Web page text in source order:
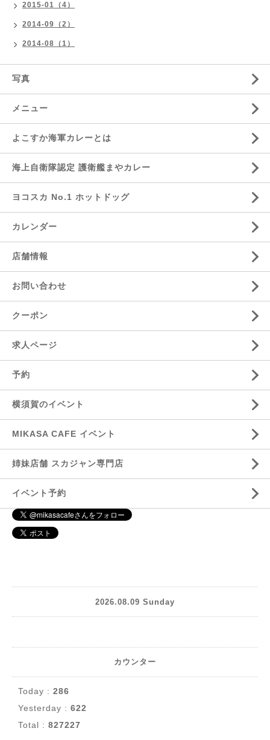
2015-01（4）
2014-09（2）
2014-08（1）
写真
メニュー
よこすか海軍カレーとは
海上自衛隊認定 護衛艦まやカレー
ヨコスカ No.1 ホットドッグ
カレンダー
店舗情報
お問い合わせ
クーポン
求人ページ
予約
横須賀のイベント
MIKASA CAFE イベント
姉妹店舗 スカジャン専門店
イベント予約
2026.08.09 Sunday
カウンター
Today : 286
Yesterday : 622
Total : 827227